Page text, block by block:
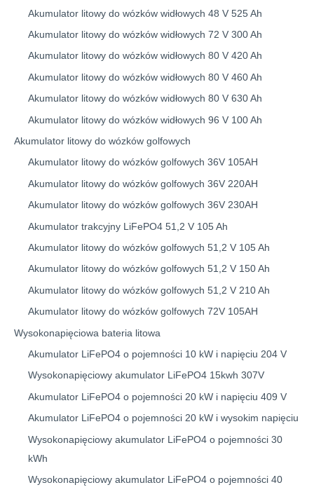
Akumulator litowy do wózków widłowych 48 V 525 Ah
Akumulator litowy do wózków widłowych 72 V 300 Ah
Akumulator litowy do wózków widłowych 80 V 420 Ah
Akumulator litowy do wózków widłowych 80 V 460 Ah
Akumulator litowy do wózków widłowych 80 V 630 Ah
Akumulator litowy do wózków widłowych 96 V 100 Ah
Akumulator litowy do wózków golfowych
Akumulator litowy do wózków golfowych 36V 105AH
Akumulator litowy do wózków golfowych 36V 220AH
Akumulator litowy do wózków golfowych 36V 230AH
Akumulator trakcyjny LiFePO4 51,2 V 105 Ah
Akumulator litowy do wózków golfowych 51,2 V 105 Ah
Akumulator litowy do wózków golfowych 51,2 V 150 Ah
Akumulator litowy do wózków golfowych 51,2 V 210 Ah
Akumulator litowy do wózków golfowych 72V 105AH
Wysokonapięciowa bateria litowa
Akumulator LiFePO4 o pojemności 10 kW i napięciu 204 V
Wysokonapięciowy akumulator LiFePO4 15kwh 307V
Akumulator LiFePO4 o pojemności 20 kW i napięciu 409 V
Akumulator LiFePO4 o pojemności 20 kW i wysokim napięciu
Wysokonapięciowy akumulator LiFePO4 o pojemności 30
kWh
Wysokonapięciowy akumulator LiFePO4 o pojemności 40